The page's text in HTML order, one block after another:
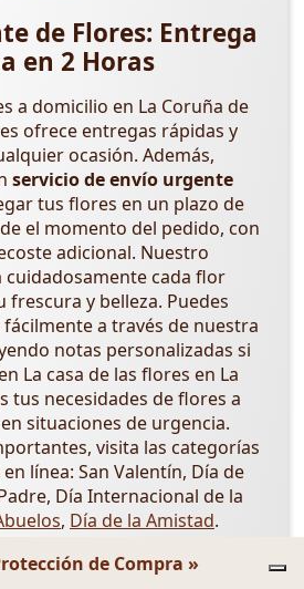
de Flores: Entrega
en 2 Horas
a domicilio en La Coruña de
ofrece entregas rápidas y
ocasión. Además,
servicio de envío urgente
tus flores en un plazo de
el momento del pedido, con
adicional. Nuestro
cuidadosamente cada flor
frescura y belleza. Puedes
a través de nuestra
notas personalizadas si
La casa de las flores en La
tus necesidades de flores a
situaciones de urgencia.
visita las categorías
línea: San Valentín, Día de
Día Internacional de la
, Día de la Amistad.
en La
de Compra »